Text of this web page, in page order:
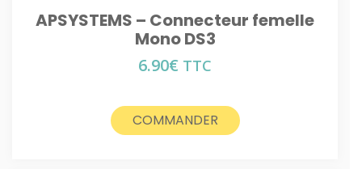
APSYSTEMS – Connecteur femelle
Mono DS3
6.90€ TTC
COMMANDER